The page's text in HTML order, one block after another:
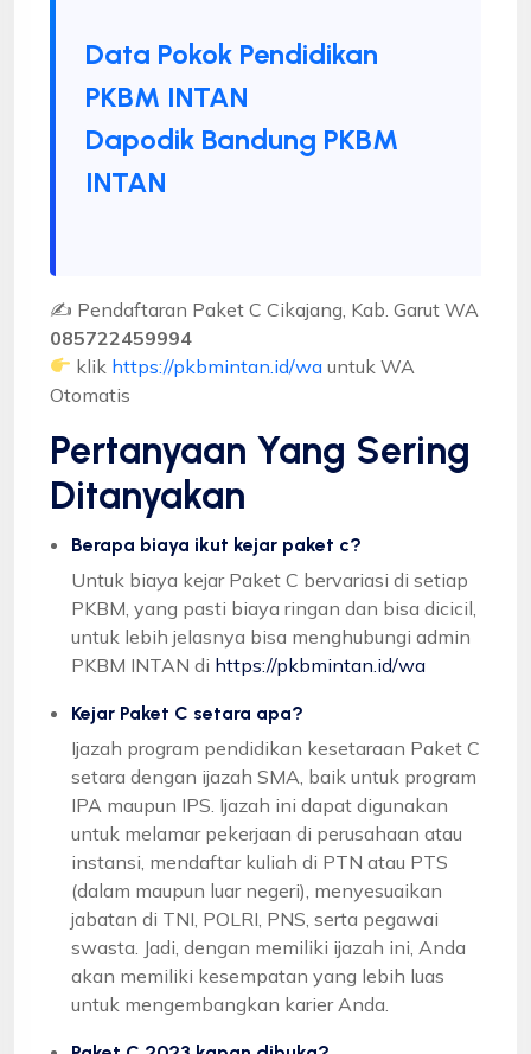
Data Pokok Pendidikan
PKBM INTAN
Dapodik Bandung PKBM
INTAN
✍ Pendaftaran Paket C Cikajang, Kab. Garut WA
085722459994
klik https://pkbmintan.id/wa untuk WA
Otomatis
Pertanyaan Yang Sering
Ditanyakan
Berapa biaya ikut kejar paket c?
Untuk biaya kejar Paket C bervariasi di setiap
PKBM, yang pasti biaya ringan dan bisa dicicil,
untuk lebih jelasnya bisa menghubungi admin
PKBM INTAN di https://pkbmintan.id/wa
Kejar Paket C setara apa?
Ijazah program pendidikan kesetaraan Paket C
setara dengan ijazah SMA, baik untuk program
IPA maupun IPS. Ijazah ini dapat digunakan
untuk melamar pekerjaan di perusahaan atau
instansi, mendaftar kuliah di PTN atau PTS
(dalam maupun luar negeri), menyesuaikan
jabatan di TNI, POLRI, PNS, serta pegawai
swasta. Jadi, dengan memiliki ijazah ini, Anda
akan memiliki kesempatan yang lebih luas
untuk mengembangkan karier Anda.